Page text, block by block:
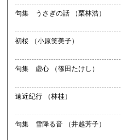
句集 うさぎの話 （栗林浩）
初桜 （小原笑美子）
句集 虚心 （篠田たけし）
遠近紀行 （林桂）
句集 雪降る音 （井越芳子）